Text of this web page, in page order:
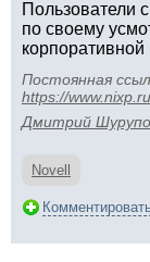
Пользователи
по своему
Постоянная
https://
Дмитрий
Novell
Комментировать